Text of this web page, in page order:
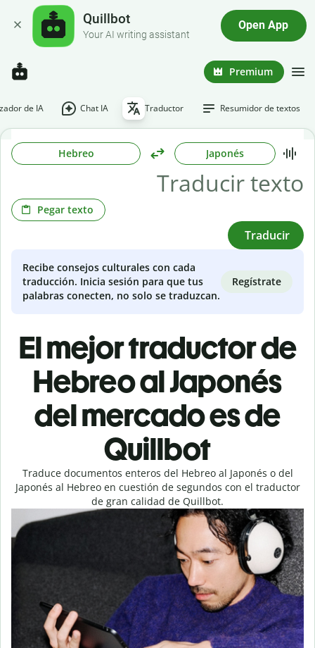
Quillbot
Your AI writing assistant
Open App
Premium
de IA Chat IA Traductor Resumidor de textos
Hebreo Japonés
Pegar texto
Traducir
Recibe consejos culturales con cada
traducción. Inicia sesión para que tus
palabras conecten, no solo se traduzcan.
Regístrate
El mejor traductor de
Hebreo al Japonés
del mercado es de
Quillbot
Traduce documentos enteros del Hebreo al Japonés o del
Japonés al Hebreo en cuestión de segundos con el traductor
de gran calidad de Quillbot.